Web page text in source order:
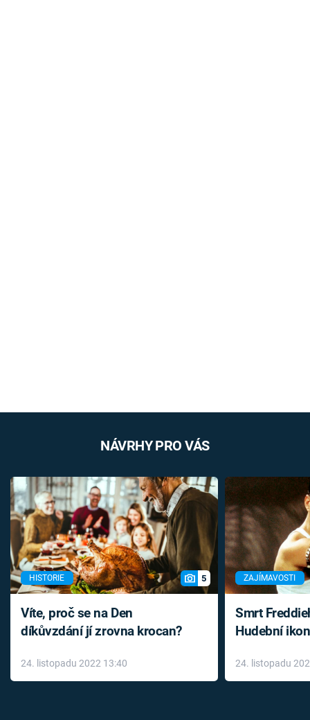
NÁVRHY PRO VÁS
HISTORIE 5
Víte, proč se na Den
díkůvzdání jí zrovna krocan?
24. listopadu 2022 13:40
ZAJÍMAVOSTI
Smrt
Hudební
léky
24. listopadu